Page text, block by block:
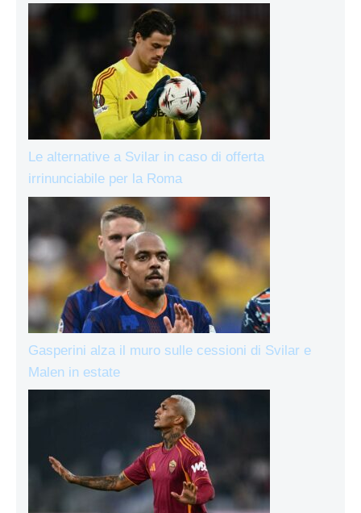
Le alternative a Svilar in caso di offerta
irrinunciabile per la Roma
Gasperini alza il muro sulle cessioni di Svilar e
Malen in estate